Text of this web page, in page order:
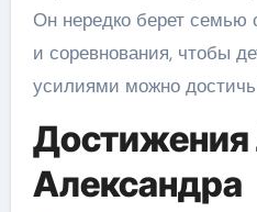
Он нередко берет семью
и соревнования, чтобы
усилиями можно достичь
Достижения
Александра